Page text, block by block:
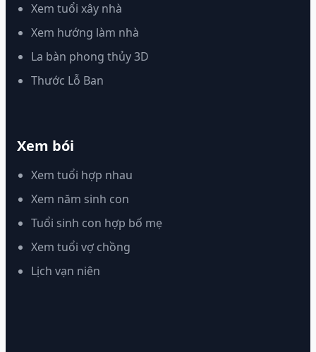
Xem tuổi xây nhà
Xem hướng làm nhà
La bàn phong thủy 3D
Thước Lỗ Ban
Xem bói
Xem tuổi hợp nhau
Xem năm sinh con
Tuổi sinh con hợp bố mẹ
Xem tuổi vợ chồng
Lịch vạn niên